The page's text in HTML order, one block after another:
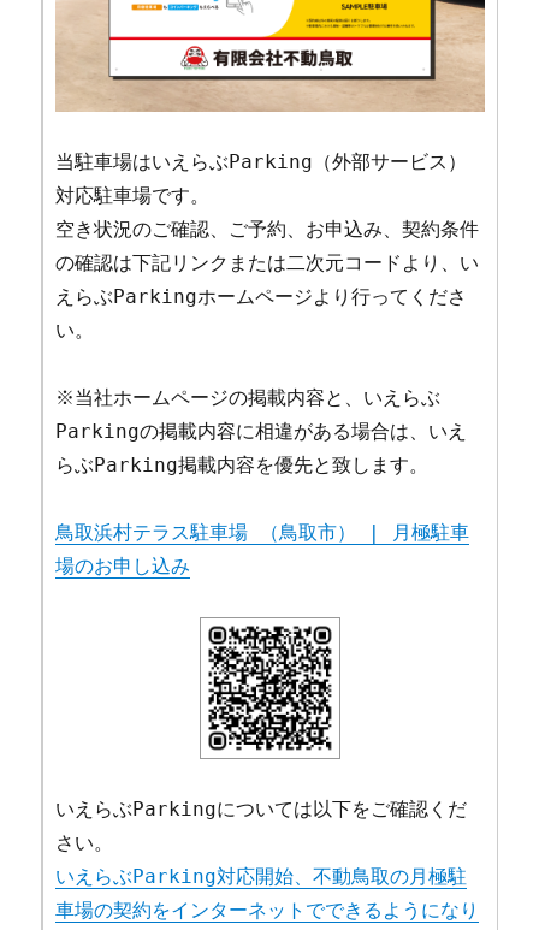
当駐車場はいえらぶParking（外部サービス）
対応駐車場です。
空き状況のご確認、ご予約、お申込み、契約条件
の確認は下記リンクまたは二次元コードより、い
えらぶParkingホームページより行ってくださ
い。
※当社ホームページの掲載内容と、いえらぶ
Parkingの掲載内容に相違がある場合は、いえ
らぶParking掲載内容を優先と致します。
鳥取浜村テラス駐車場 （鳥取市） | 月極駐車
場のお申し込み
いえらぶParkingについては以下をご確認くだ
さい。
いえらぶParking対応開始、不動鳥取の月極駐
車場の契約をインターネットでできるようになり